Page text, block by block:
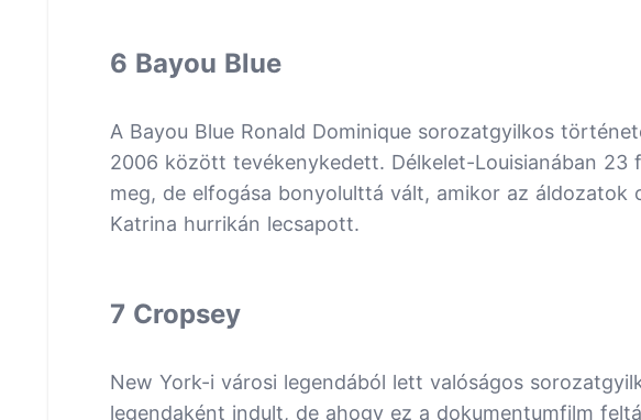
6 Bayou Blue
A Bayou Blue Ronald Dominique sorozatgyilkos
2006 között tevékenykedett. Délkelet-Louisianában
meg, de elfogása bonyolulttá vált, amikor az áldozatok
Katrina hurrikán lecsapott.
7 Cropsey
New York-i városi legendából lett valóságos
legendaként indult, de ahogy ez a dokumentumfilm